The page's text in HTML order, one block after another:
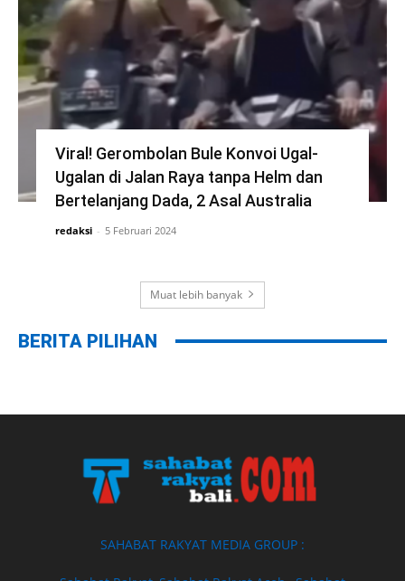
Viral! Gerombolan Bule Konvoi Ugal-
Ugalan di Jalan Raya tanpa Helm dan
Bertelanjang Dada, 2 Asal Australia
redaksi - 5 Februari 2024
Muat lebih banyak
BERITA PILIHAN
SAHABAT RAKYAT MEDIA GROUP :